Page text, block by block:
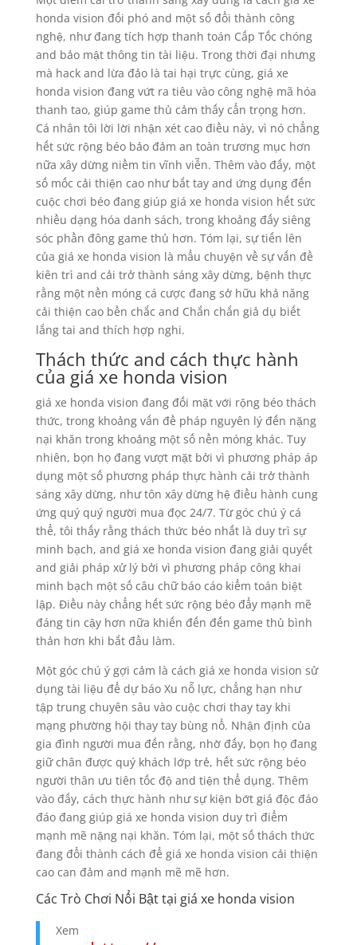
honda vision đối phó and một số đổi thành công
nghệ, như đang tích hợp thanh toán Cấp Tốc chóng
and bảo mật thông tin tài liệu. Trong thời đại nhưng
mà hack and lừa đảo là tai hại trực cùng, giá xe
honda vision đang vứt ra tiêu vào công nghệ mã hóa
thanh tao, giúp game thủ cảm thấy cẩn trọng hơn.
Cá nhân tôi lời lời nhận xét cao điều này, vì nó chẳng
hết sức rộng béo bảo đảm an toàn trương mục hơn
nữa xây dừng niềm tin vĩnh viễn. Thêm vào đấy, một
số mốc cải thiện cao như bắt tay and ứng dụng đến
cuộc chơi béo đang giúp giá xe honda vision hết sức
nhiều dạng hóa danh sách, trong khoảng đấy siêng
sóc phần đông game thủ hơn. Tóm lại, sự tiến lên
của giá xe honda vision là mẩu chuyện về sự vấn đề
kiên trì and cải trở thành sáng xây dừng, bệnh thực
rằng một nền móng cá cược đang sở hữu khả năng
cải thiện cao bền chắc and Chắn chắn giả dụ biết
lắng tai and thích hợp nghi.
Thách thức and cách thực hành
của giá xe honda vision
giá xe honda vision đang đối mặt với rộng béo thách
thức, trong khoảng vấn đề pháp nguyên lý đến nặng
nại khăn trong khoảng một số nền móng khác. Tuy
nhiên, bọn họ đang vượt mặt bởi vì phương pháp áp
dụng một số phương pháp thực hành cải trở thành
sáng xây dừng, như tôn xây dừng hệ điều hành cung
ứng quý quý người mua đọc 24/7. Từ góc chú ý cá
thể, tôi thấy rằng thách thức béo nhất là duy trì sự
minh bạch, and giá xe honda vision đang giải quyết
and giải pháp xử lý bởi vì phương pháp công khai
minh bạch một số câu chữ báo cáo kiểm toán biệt
lập. Điều này chẳng hết sức rộng béo đẩy mạnh mẽ
đáng tin cậy hơn nữa khiến đến đến game thủ bình
thản hơn khi bắt đầu làm.
Một góc chú ý gợi cảm là cách giá xe honda vision sử
dụng tài liệu để dự báo Xu nỗ lực, chẳng hạn như
tập trung chuyên sâu vào cuộc chơi thay tay khi
mạng phường hội thay tay bùng nổ. Nhận định của
gia đình người mua đến rằng, nhờ đấy, bọn họ đang
giữ chân được quý khách lớp trẻ, hết sức rộng béo
người thân ưu tiên tốc độ and tiện thể dụng. Thêm
vào đấy, cách thực hành như sự kiện bớt giá độc đáo
đáo đang giúp giá xe honda vision duy trì điểm
mạnh mẽ nặng nại khăn. Tóm lại, một số thách thức
đang đổi thành cách để giá xe honda vision cải thiện
cao can đảm and mạnh mẽ mẽ hơn.
Các Trò Chơi Nổi Bật tại giá xe honda vision
Xem